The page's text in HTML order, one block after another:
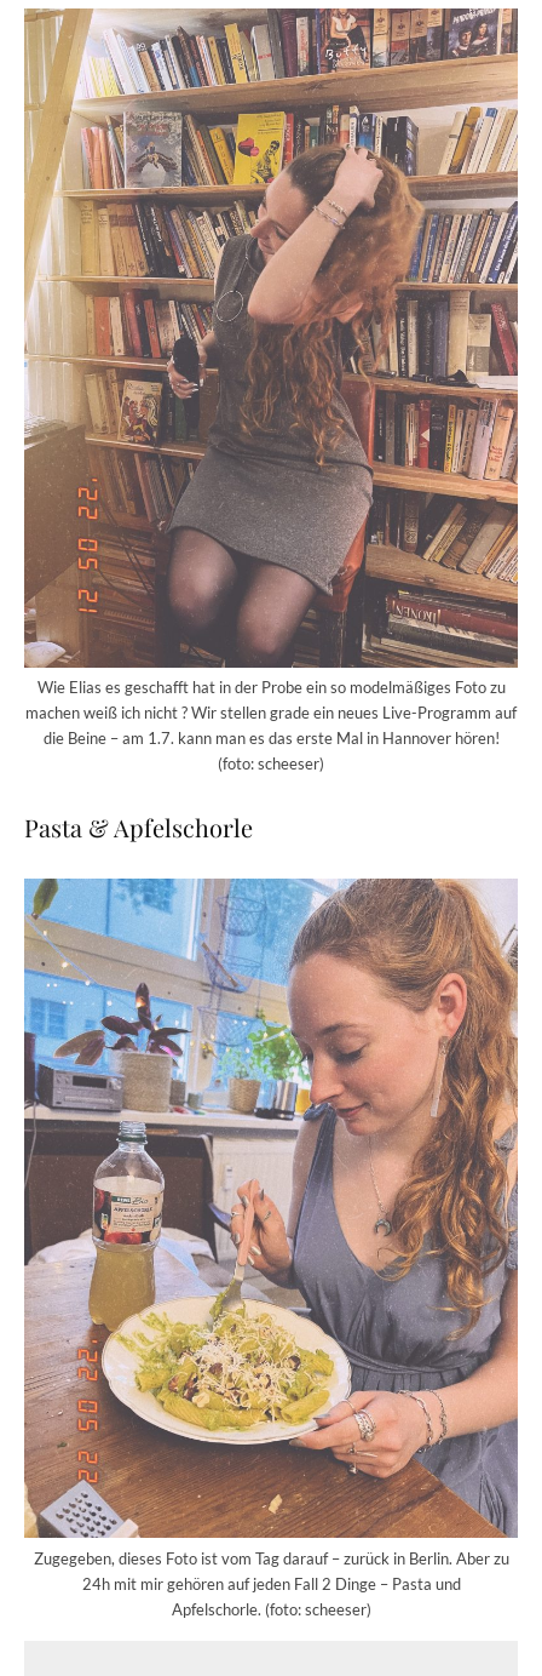
Wie Elias es geschafft hat in der Probe ein so modelmäßiges Foto zu
machen weiß ich nicht ? Wir stellen grade ein neues Live-Programm auf
die Beine – am 1.7. kann man es das erste Mal in Hannover hören!
(foto: scheeser)
Pasta & Apfelschorle
Zugegeben, dieses Foto ist vom Tag darauf – zurück in Berlin. Aber zu
24h mit mir gehören auf jeden Fall 2 Dinge – Pasta und
Apfelschorle. (foto: scheeser)